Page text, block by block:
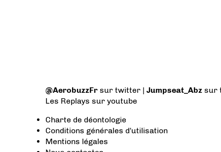
@AerobuzzFr sur twitter | Jumpseat_Abz sur
Les Replays sur youtube
Charte de déontologie
Conditions générales d'utilisation
Mentions légales